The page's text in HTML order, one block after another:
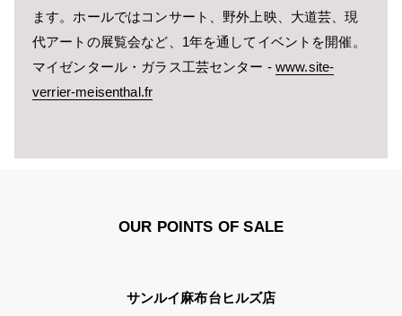
ます。ホールではコンサート、野外上映、大道芸、現
代アートの展覧会など、1年を通してイベントを開催。
マイゼンタール・ガラス工芸センター - www.site-
verrier-meisenthal.fr
OUR POINTS OF SALE
サンルイ麻布台ヒルズ店